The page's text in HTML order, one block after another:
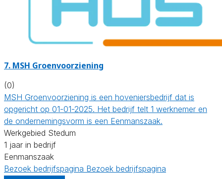
7. MSH Groenvoorziening
(0)
MSH Groenvoorziening is een hoveniersbedrijf dat is
opgericht op 01-01-2025. Het bedrijf telt 1 werknemer en
de ondernemingsvorm is een Eenmanszaak.
Werkgebied Stedum
1 jaar in bedrijf
Eenmanszaak
Bezoek bedrijfspagina Bezoek bedrijfspagina